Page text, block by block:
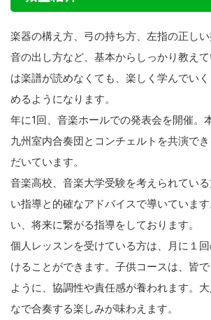
楽器の構え方、弓の持ち方、左指の正し
音の出し方など、基本からしっかり教え
は楽譜が読めなくても、楽しく学んでい
めるようになります。
年に1回、音楽ホールでの発表会を開催。
九州室内合奏団とコンチェルトを共演で
だいています。
音楽高校、音楽大学受験を考えられてい
い指導と的確なアドバイスで導いていま
い、将来に繋がる指導をしております。
個人レッスンを受けている方は、月に１
けることができます。子供コースは、皆
ように、協調性や責任感が養われます。
なで合奏する楽しみが味わえます。